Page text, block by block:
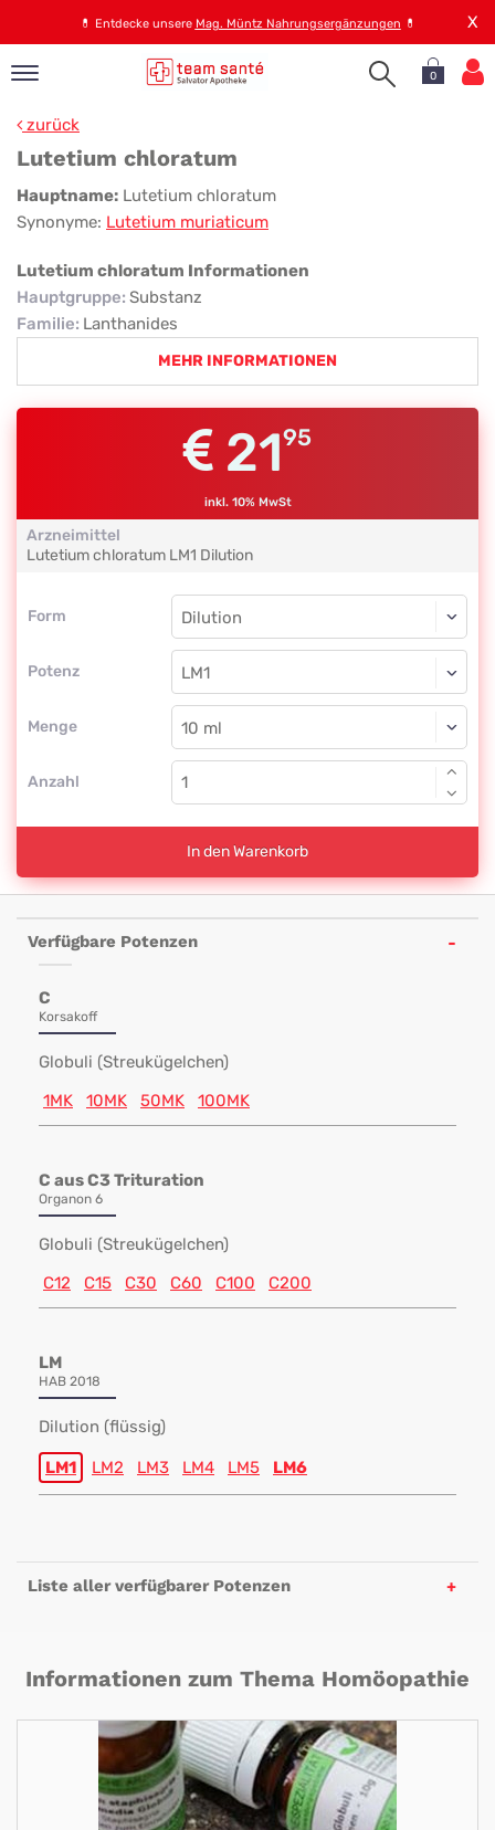
💊 Entdecke unsere Mag. Müntz Nahrungsergänzungen 💊 X
0
zurück
Lutetium chloratum
Lutetium
chloratum
Hauptname: Lutetium chloratum
Synonyme: Lutetium muriaticum
Lutetium chloratum Informationen
Hauptgruppe: Substanz
Familie: Lanthanides
MEHR INFORMATIONEN
2195
inkl. 10% MwSt
Arzneimittel
Lutetium chloratum LM1 Dilution
Form
Form
Potenz
Dilution
LM1
Menge
Dilution
Anzahl
In den Warenkorb
Verfügbare Potenzen
C
Korsakoff
Globuli (Streukügelchen)
1MK
10MK 50MK 100MK
C aus C3 Trituration
Organon 6
Globuli (Streukügelchen)
C12
C15 C30 C60 C100 C200
LM
HAB 2018
Dilution (flüssig)
LM1 LM2 LM3 LM4 LM5 LM6
Liste aller verfügbarer Potenzen
Informationen zum Thema Homöopathie